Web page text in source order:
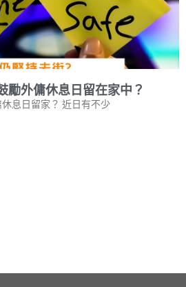
勵外傭休息日留在家中？
息日留家？ 近日有不少